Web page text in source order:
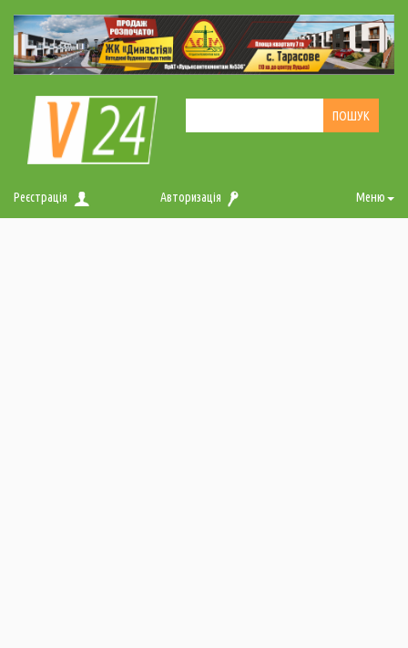
Реєстрація Авторизація Меню